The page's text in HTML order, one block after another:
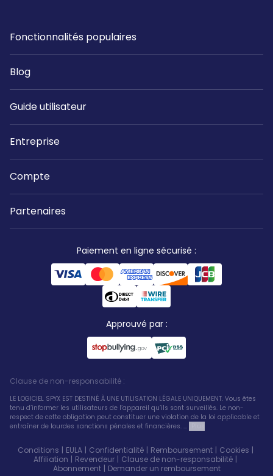
Fonctionnalités populaires
Blog
Guide utilisateur
Entreprise
Compte
Partenaires
Paiement en ligne sécurisé :
Approuvé par :
Clause de non-responsabilité :
LE LOGICIEL SPYX EST DESTINÉ À UNE UTILISATION LÉGALE UNIQUEMENT. Vous êtes
tenu d’informer les utilisateurs de l’appareil qu’ils sont surveillés. Le non-
respect de cette obligation peut constituer une violation de la loi applicable et
entraîner de lourdes sanctions pénales et financières. ...
Conditions | EULA | Confidentialité | Remboursement | Cookies |
Affiliation | Revendeur | Clause de non-responsabilité |
Abonnement | Demander un remboursement